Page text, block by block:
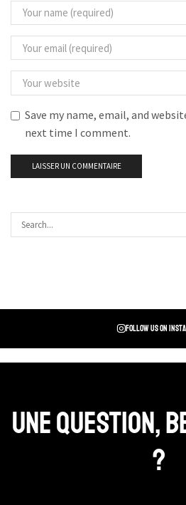
Save my name, email, and
next time I comment.
Follow us on
Une question,
?